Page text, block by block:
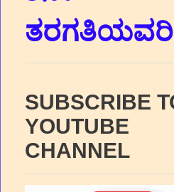
SUBSCRIBE
YOUTUBE
CHANNEL